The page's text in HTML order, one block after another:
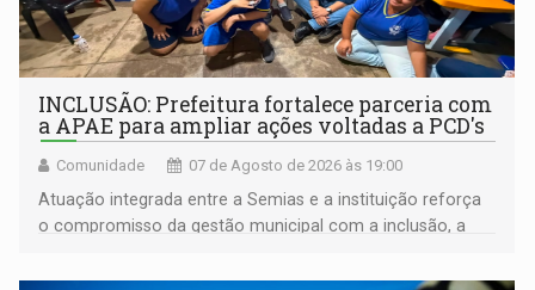
INCLUSÃO: Prefeitura fortalece parceria com
a APAE para ampliar ações voltadas a PCD's
Comunidade 07 de Agosto de 2026 às 19:00
Atuação integrada entre a Semias e a instituição reforça
o compromisso da gestão municipal com a inclusão, a